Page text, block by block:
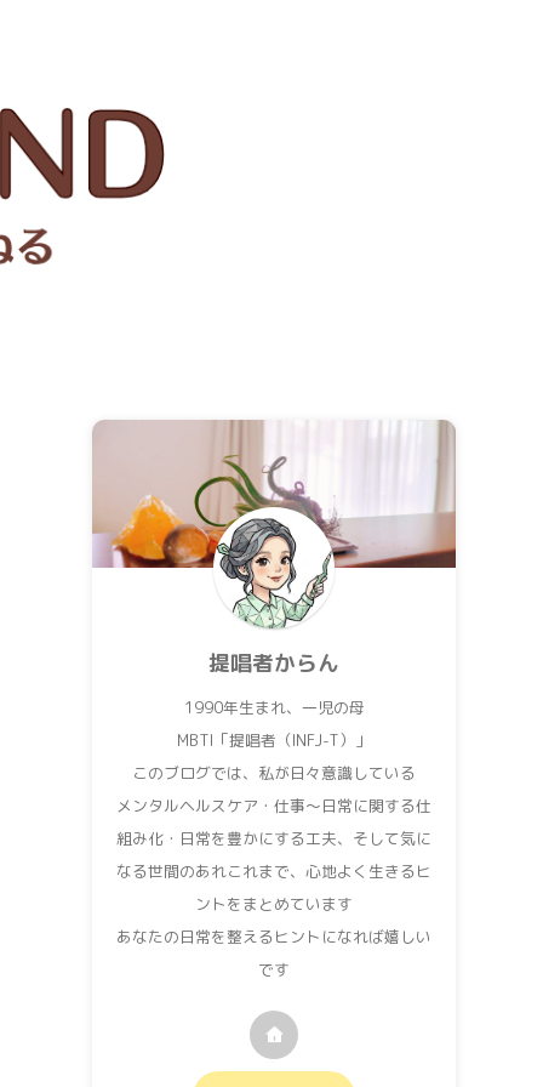
提唱者からん
1990年生まれ、一児の母
MBTI「提唱者（INFJ-T）」
このブログでは、私が日々意識している
メンタルヘルスケア・仕事〜日常に関する仕
組み化・日常を豊かにする工夫、そして気に
なる世間のあれこれまで、心地よく生きるヒ
ントをまとめています
あなたの日常を整えるヒントになれば嬉しい
です